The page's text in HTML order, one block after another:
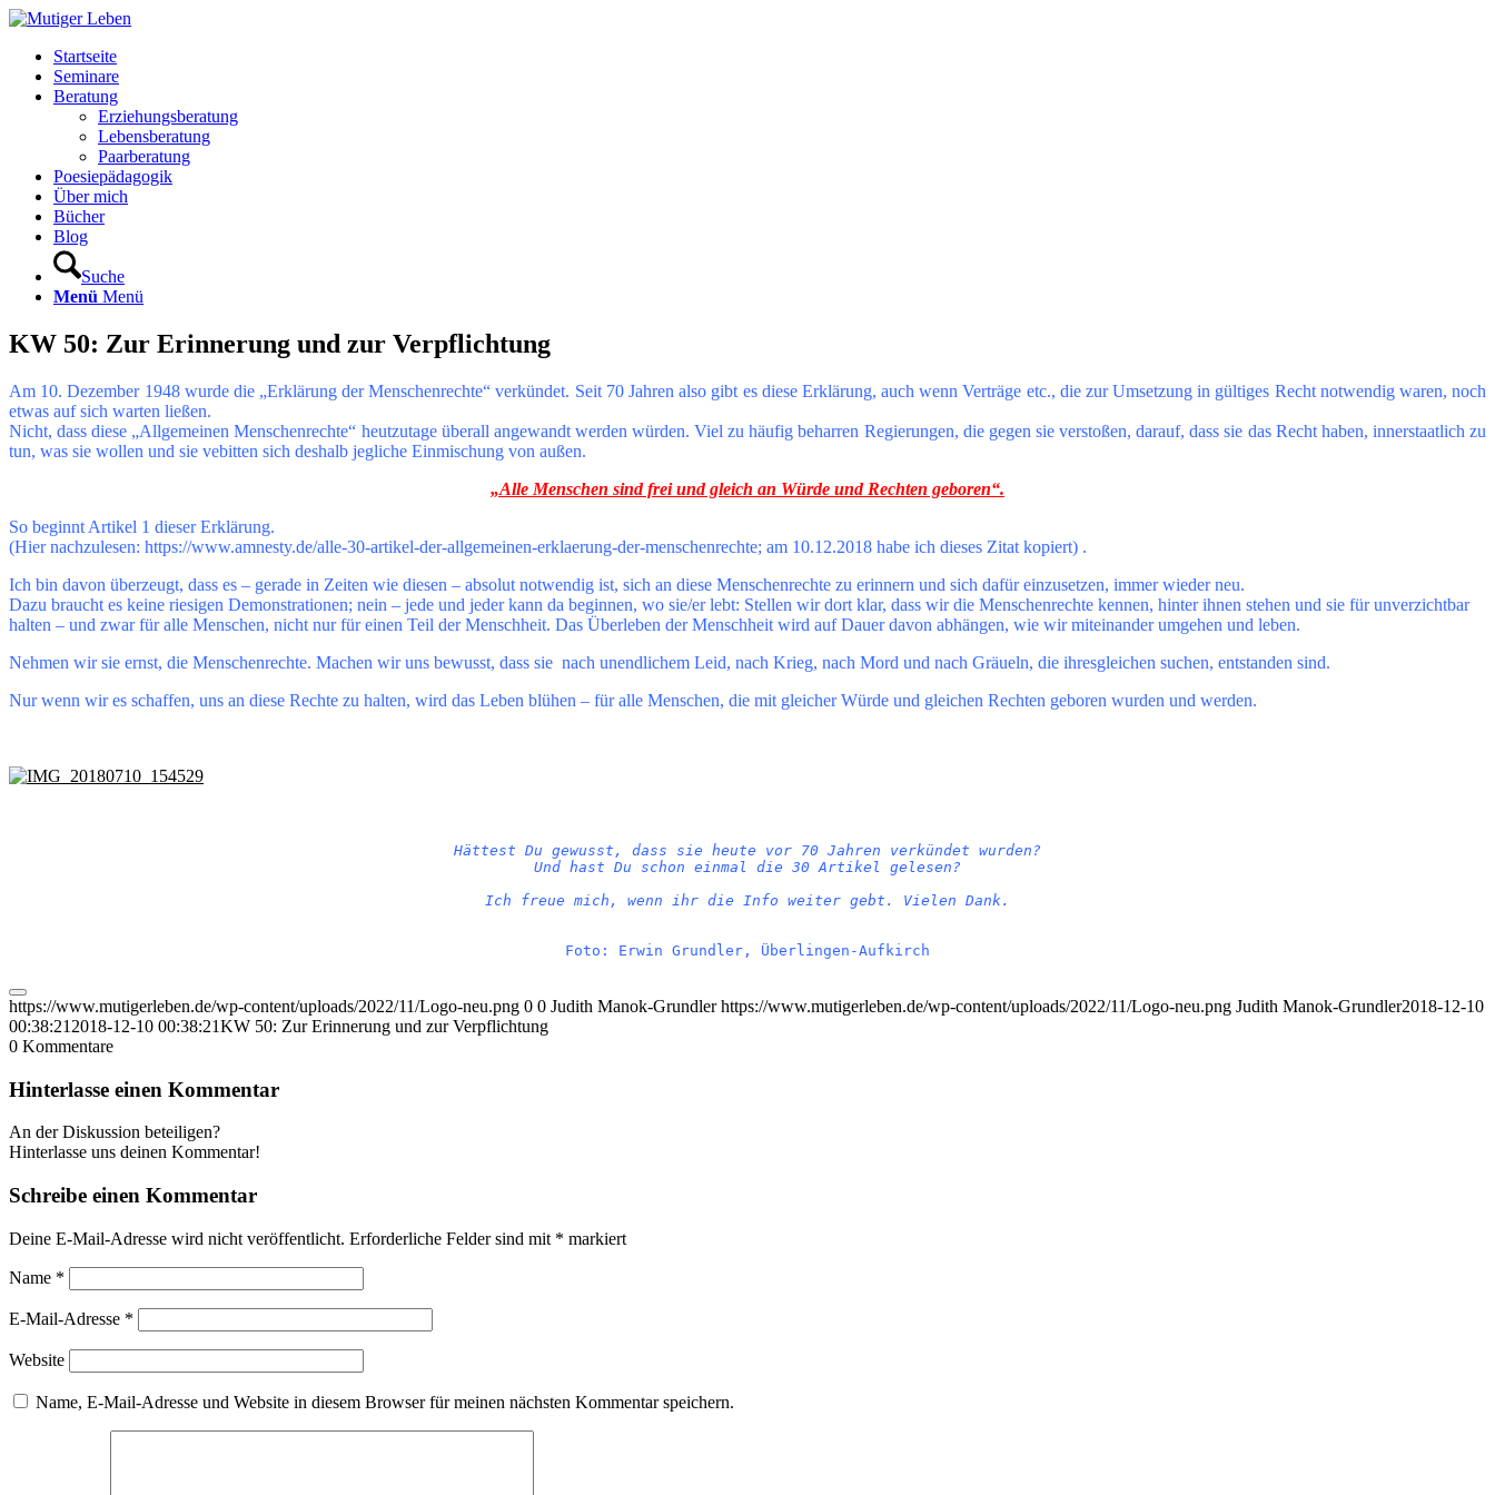
Startseite
Seminare
Beratung
Erziehungsberatung
Lebensberatung
Paarberatung
Poesiepädagogik
Über mich
Bücher
Blog
Suche
Menü Menü
KW 50: Zur Erinnerung und zur Verpflichtung
Am 10. Dezember 1948 wurde die „Erklärung der Menschenrechte“ verkündet. Seit 70 Jahren also gibt es diese Erklärung, auch wenn Verträge etc., die zur Umsetzung in gültiges Recht notwendig waren, noch
etwas auf sich warten ließen.
Nicht, dass diese „Allgemeinen Menschenrechte“ heutzutage überall angewandt werden würden. Viel zu häufig beharren Regierungen, die gegen sie verstoßen, darauf, dass sie das Recht haben, innerstaatlich zu
tun, was sie wollen und sie vebitten sich deshalb jegliche Einmischung von außen.
„Alle Menschen sind frei und gleich an Würde und Rechten geboren“.
So beginnt Artikel 1 dieser Erklärung.
(Hier nachzulesen: https://www.amnesty.de/alle-30-artikel-der-allgemeinen-erklaerung-der-menschenrechte; am 10.12.2018 habe ich dieses Zitat kopiert) .
Ich bin davon überzeugt, dass es – gerade in Zeiten wie diesen – absolut notwendig ist, sich an diese Menschenrechte zu erinnern und sich dafür einzusetzen, immer wieder neu.
Dazu braucht es keine riesigen Demonstrationen; nein – jede und jeder kann da beginnen, wo sie/er lebt: Stellen wir dort klar, dass wir die Menschenrechte kennen, hinter ihnen stehen und sie für unverzichtbar
halten – und zwar für alle Menschen, nicht nur für einen Teil der Menschheit. Das Überleben der Menschheit wird auf Dauer davon abhängen, wie wir miteinander umgehen und leben.
Nehmen wir sie ernst, die Menschenrechte. Machen wir uns bewusst, dass sie nach unendlichem Leid, nach Krieg, nach Mord und nach Gräueln, die ihresgleichen suchen, entstanden sind.
Nur wenn wir es schaffen, uns an diese Rechte zu halten, wird das Leben blühen – für alle Menschen, die mit gleicher Würde und gleichen Rechten geboren wurden und werden.
Hättest Du gewusst, dass sie heute vor 70 Jahren verkündet wurden?
Und hast Du schon einmal die 30 Artikel gelesen?
Ich freue mich, wenn ihr die Info weiter gebt. Vielen Dank.
Foto: Erwin Grundler, Überlingen-Aufkirch
https://www.mutigerleben.de/wp-content/uploads/2022/11/Logo-neu.png 0 0 Judith Manok-Grundler https://www.mutigerleben.de/wp-content/uploads/2022/11/Logo-neu.png Judith Manok-Grundler2018-12-10
00:38:21 2018-12-10 00:38:21KW 50: Zur Erinnerung und zur Verpflichtung
0 Kommentare
Hinterlasse einen Kommentar
An der Diskussion beteiligen?
Hinterlasse uns deinen Kommentar!
Schreibe einen Kommentar
Deine E-Mail-Adresse wird nicht veröffentlicht. Erforderliche Felder sind mit * markiert
Name *
E-Mail-Adresse *
Website
Name, E-Mail-Adresse und Website in diesem Browser für meinen nächsten Kommentar speichern.